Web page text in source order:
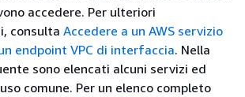
accedere. Per ulteriori
consulta Accedere a un AWS servizio
endpoint VPC di interfaccia. Nella
sono elencati alcuni servizi ed
comune. Per un elenco completo